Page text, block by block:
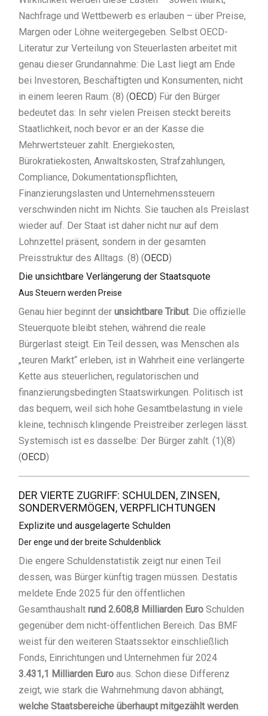
Nachfrage und Wettbewerb es erlauben – über Preise,
Margen oder Löhne weitergegeben. Selbst OECD-
Literatur zur Verteilung von Steuerlasten arbeitet mit
genau dieser Grundannahme: Die Last liegt am Ende
bei Investoren, Beschäftigten und Konsumenten, nicht
in einem leeren Raum. (8) (OECD) Für den Bürger
bedeutet das: In sehr vielen Preisen steckt bereits
Staatlichkeit, noch bevor er an der Kasse die
Mehrwertsteuer zahlt. Energiekosten,
Bürokratiekosten, Anwaltskosten, Strafzahlungen,
Compliance, Dokumentationspflichten,
Finanzierungslasten und Unternehmenssteuern
verschwinden nicht im Nichts. Sie tauchen als Preislast
wieder auf. Der Staat ist daher nicht nur auf dem
Lohnzettel präsent, sondern in der gesamten
Preisstruktur des Alltags. (8) (OECD)
Die unsichtbare Verlängerung der Staatsquote
Aus Steuern werden Preise
Genau hier beginnt der unsichtbare Tribut. Die offizielle
Steuerquote bleibt stehen, während die reale
Bürgerlast steigt. Ein Teil dessen, was Menschen als
„teuren Markt“ erleben, ist in Wahrheit eine verlängerte
Kette aus steuerlichen, regulatorischen und
finanzierungsbedingten Staatswirkungen. Politisch ist
das bequem, weil sich hohe Gesamtbelastung in viele
kleine, technisch klingende Preistreiber zerlegen lässt.
Systemisch ist es dasselbe: Der Bürger zahlt. (1)(8)
(OECD)
DER VIERTE ZUGRIFF: SCHULDEN, ZINSEN,
SONDERVERMÖGEN, VERPFLICHTUNGEN
Explizite und ausgelagerte Schulden
Der enge und der breite Schuldenblick
Die engere Schuldenstatistik zeigt nur einen Teil
dessen, was Bürger künftig tragen müssen. Destatis
meldete Ende 2025 für den öffentlichen
Gesamthaushalt rund 2.608,8 Milliarden Euro Schulden
gegenüber dem nicht-öffentlichen Bereich. Das BMF
weist für den weiteren Staatssektor einschließlich
Fonds, Einrichtungen und Unternehmen für 2024
3.431,1 Milliarden Euro aus. Schon diese Differenz
zeigt, wie stark die Wahrnehmung davon abhängt,
welche Staatsbereiche überhaupt mitgezählt werden.